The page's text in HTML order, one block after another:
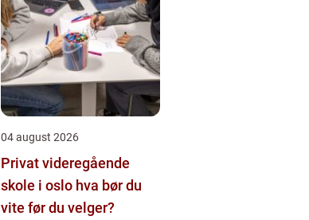
04 august 2026
Privat videregående
skole i oslo hva bør du
vite før du velger?